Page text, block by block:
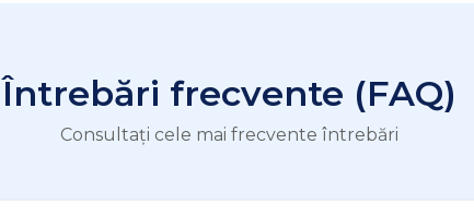
Întrebări frecvente (FAQ)
Consultați cele mai frecvente întrebări